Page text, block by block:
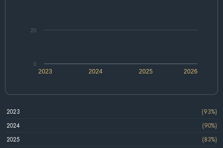
2024 2026
2023 2025
0
20
2023
(93%)
2024
(90%)
2025
(83%)